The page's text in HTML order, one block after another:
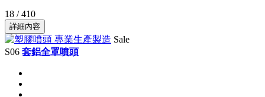
18 / 410
詳細內容
Sale
S06 套鋁全罩噴頭